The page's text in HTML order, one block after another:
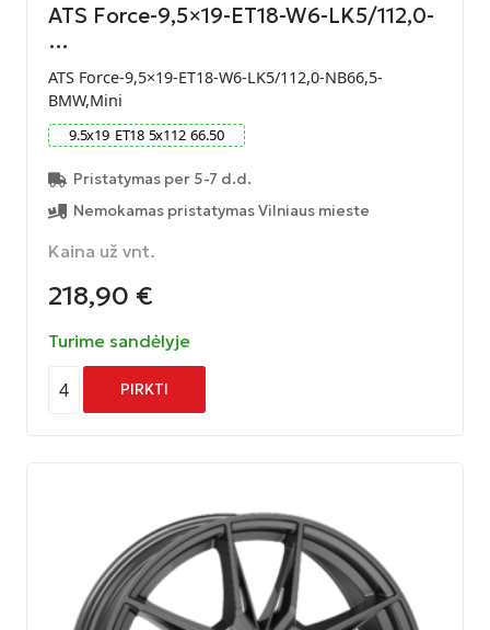
ATS Force-9,5×19-ET18-W6-LK5/112,0-
…
ATS Force-9,5×19-ET18-W6-LK5/112,0-NB66,5-
BMW,Mini
9.5x19 ET18 5x112 66.50
Pristatymas per 5-7 d.d.
Nemokamas pristatymas Vilniaus mieste
Kaina už vnt.
218,90 €
Turime sandėlyje
4 PIRKTI